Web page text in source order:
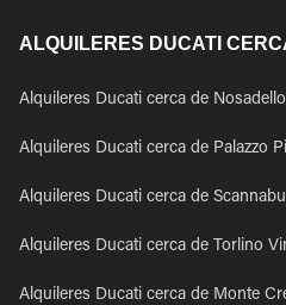
ALQUILERES DUCATI
Alquileres Ducati cerca de Nosadello
Alquileres Ducati cerca de Palazzo
Alquileres Ducati cerca de
Alquileres Ducati cerca de Torlino
Alquileres Ducati cerca de Monte